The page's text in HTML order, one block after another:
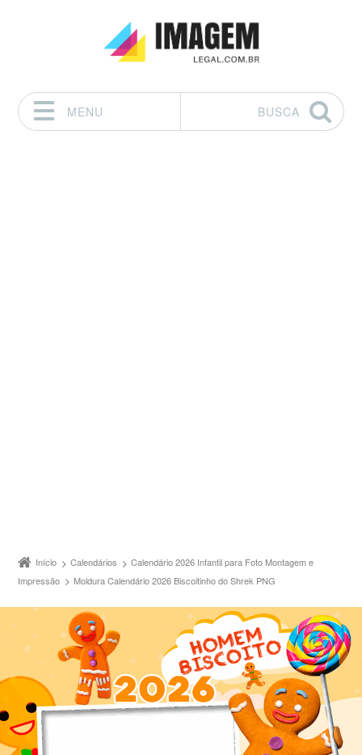
MENU
BUSCA
Início Calendários
Calendário 2026 Infantil para Foto Montagem e
Impressão
Moldura Calendário 2026 Biscoitinho do Shrek PNG